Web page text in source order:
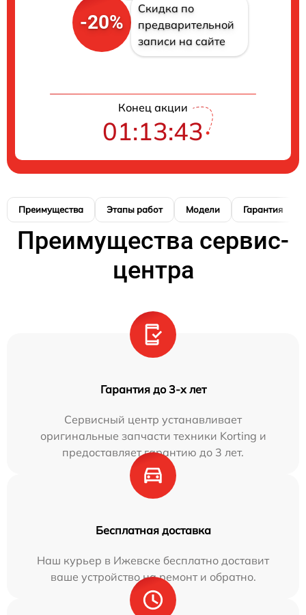
-20%
Скидка по
предварительной
записи на сайте
Конец акции
01:13:41
Преимущества Этапы работ Модели Гарантия
Преимущества сервис-
центра
Гарантия до 3-х лет
Сервисный центр устанавливает
оригинальные запчасти техники Korting и
предоставляет гарантию до 3 лет.
Бесплатная доставка
Наш курьер в Ижевске бесплатно доставит
ваше устройство на ремонт и обратно.